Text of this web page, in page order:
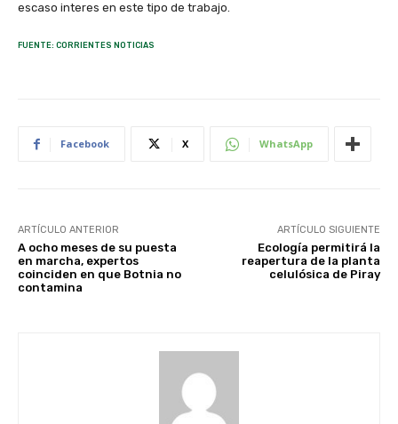
escaso interes en este tipo de trabajo.
FUENTE: CORRIENTES NOTICIAS
Facebook X WhatsApp
ARTÍCULO ANTERIOR
A ocho meses de su puesta
en marcha, expertos
coinciden en que Botnia no
contamina
ARTÍCULO SIGUIENTE
Ecología permitirá la
reapertura de la planta
celulósica de Piray